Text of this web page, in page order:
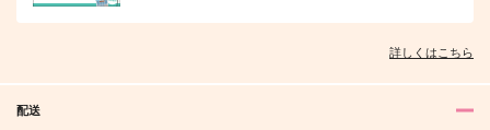
詳しくはこちら
配送